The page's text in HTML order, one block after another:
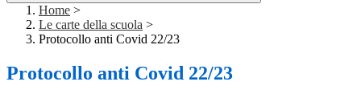
Home >
Le carte della scuola >
Protocollo anti Covid 22/23
Protocollo anti Covid 22/23